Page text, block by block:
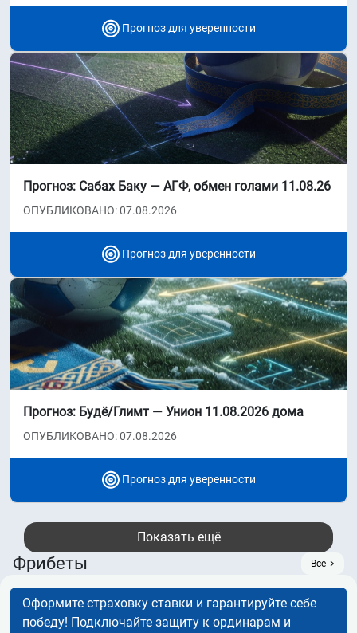
Прогноз для уверенности
Прогноз: Сабах Баку — АГФ, обмен голами 11.08.26
ОПУБЛИКОВАНО: 07.08.2026
Прогноз для уверенности
Прогноз: Будё/Глимт — Унион 11.08.2026 дома
ОПУБЛИКОВАНО: 07.08.2026
Прогноз для уверенности
Показать ещё
Фрибеты Все
Оформите страховку ставки и гарантируйте себе
победу! Подключайте защиту к ординарам и